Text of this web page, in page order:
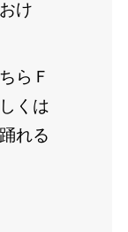
け
らＦ
くは
れる